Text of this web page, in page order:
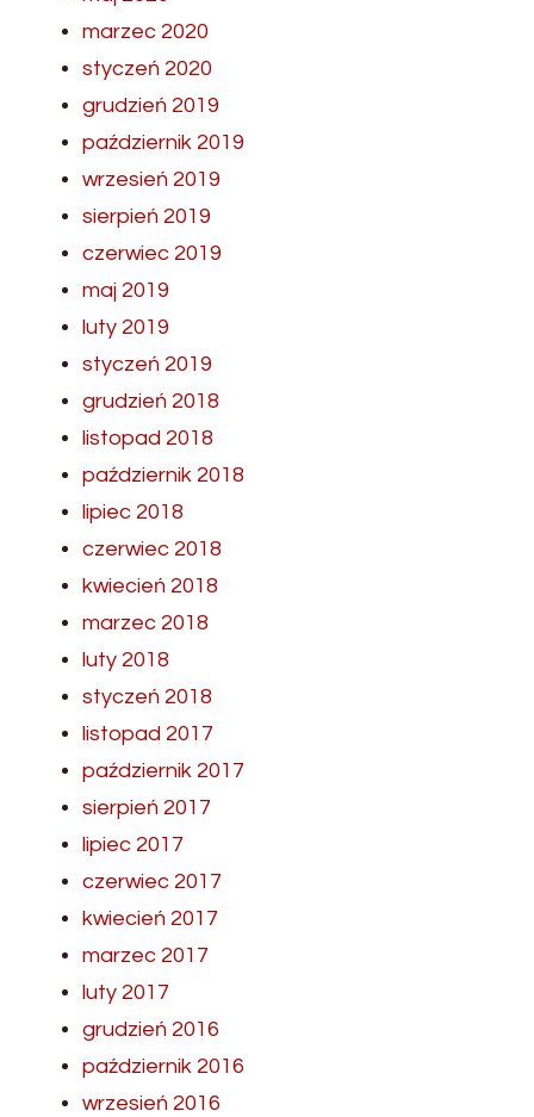
marzec 2020
styczeń 2020
grudzień 2019
październik 2019
wrzesień 2019
sierpień 2019
czerwiec 2019
maj 2019
luty 2019
styczeń 2019
grudzień 2018
listopad 2018
październik 2018
lipiec 2018
czerwiec 2018
kwiecień 2018
marzec 2018
luty 2018
styczeń 2018
listopad 2017
październik 2017
sierpień 2017
lipiec 2017
czerwiec 2017
kwiecień 2017
marzec 2017
luty 2017
grudzień 2016
październik 2016
wrzesień 2016